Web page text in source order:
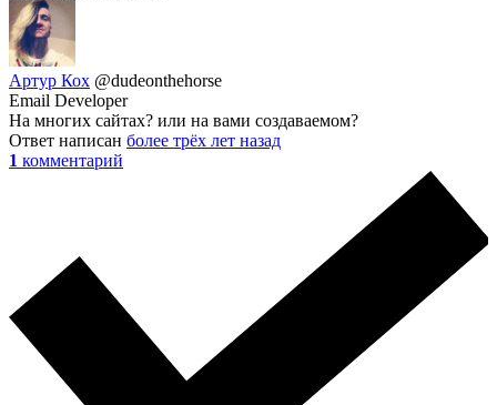
Артур Кох @dudeonthehorse
Email Developer
На многих сайтах? или на вами создаваемом?
Ответ написан более трёх лет назад
1 комментарий